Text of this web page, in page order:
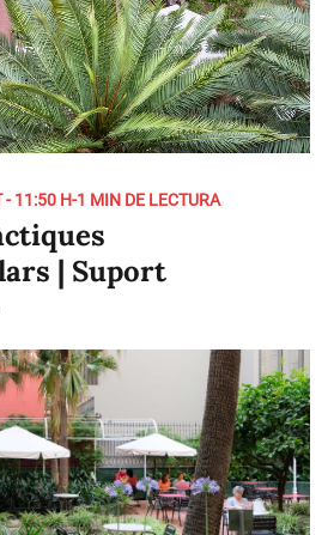
- 11:50 H-1 MIN DE LECTURA
| Suport